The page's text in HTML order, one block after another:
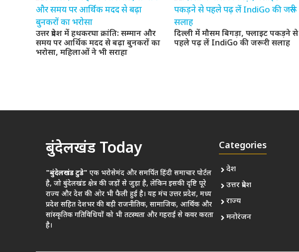
उत्तर प्रदेश में हथकरघा क्रांति: सम्मान और
समय पर आर्थिक मदद से बढ़ा बुनकरों का
भरोसा, महिलाओं ने भी सराहा
दिल्ली में मौसम बिगड़ा, फ्लाइट पकड़ने से
पहले पढ़ लें IndiGo की जरूरी सलाह
बुंदेलखंड Today
"बुंदेलखंड टुडे" एक भरोसेमंद और समर्पित हिंदी समाचार पोर्टल
है, जो बुंदेलखंड क्षेत्र की जड़ों से जुड़ा है, लेकिन इसकी दृष्टि पूरे
राज्य और देश की ओर भी फैली हुई है। यह मंच उत्तर प्रदेश, मध्य
प्रदेश सहित देशभर की बड़ी राजनीतिक, सामाजिक, आर्थिक और
सांस्कृतिक गतिविधियों को भी तटस्थता और गहराई से कवर करता
है।
Categories
देश
उत्तर प्रदेश
राज्य
मनोरंजन